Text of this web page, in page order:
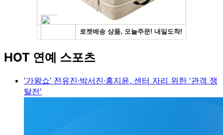
HOT 연예 스포츠
'가왕쇼’ 전유진·박서진·홍지윤, 센터 자리 위한 '관객 쟁
탈전'